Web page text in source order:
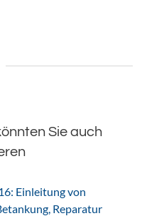
Sie auch
Einleitung von
Reparatur